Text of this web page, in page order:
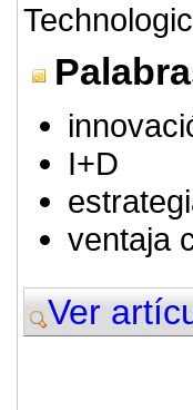
I+D
ventaja
Ver